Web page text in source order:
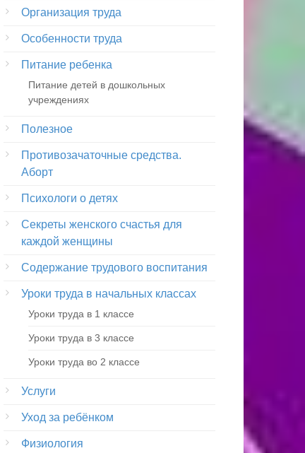
Организация труда
Особенности труда
Питание ребенка
Питание детей в дошкольных
учреждениях
Полезное
Противозачаточные средства.
Аборт
Психологи о детях
Секреты женского счастья для
каждой женщины
Содержание трудового воспитания
Уроки труда в начальных классах
Уроки труда в 1 классе
Уроки труда в 3 классе
Уроки труда во 2 классе
Услуги
Уход за ребёнком
Физиология